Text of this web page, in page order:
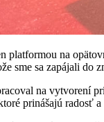
platformou na
sme sa zapájali
na vytvorení
prinášajú radosť